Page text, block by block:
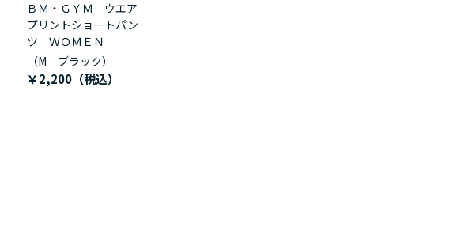
ＢＭ・ＧＹＭ ウエア
プリントショートパン
ツ ＷＯＭＥＮ
（M ブラック）
￥2,200